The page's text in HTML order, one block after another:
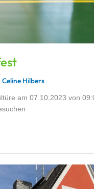
Celine Hilbers
am 07.10.2023 von